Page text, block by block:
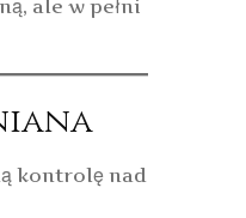
ale w pełni
kontrolę nad